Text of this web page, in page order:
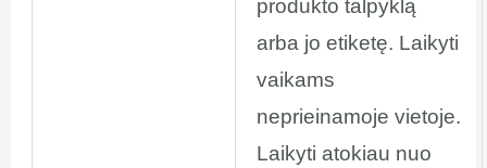
produkto talpyklą
arba jo etiketę. Laikyti
vaikams
neprieinamoje vietoje.
Laikyti atokiau nuo